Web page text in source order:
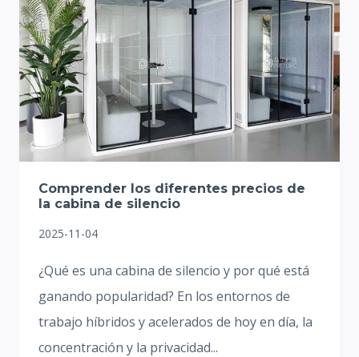
Comprender los diferentes precios de
la cabina de silencio
2025-11-04
¿Qué es una cabina de silencio y por qué está
ganando popularidad? En los entornos de
trabajo híbridos y acelerados de hoy en día, la
concentración y la privacidad...